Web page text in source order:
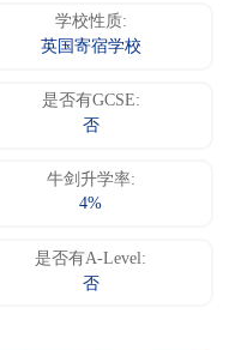
学校性质:
英国寄宿学校
是否有GCSE:
否
牛剑升学率:
4%
是否有A-Level:
否